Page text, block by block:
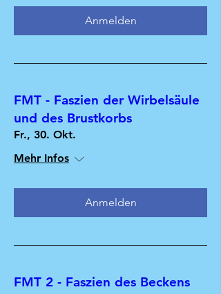
Anmelden
FMT - Faszien der Wirbelsäule
und des Brustkorbs
Fr., 30. Okt.
Mehr Infos
Anmelden
FMT 2 - Faszien des Beckens